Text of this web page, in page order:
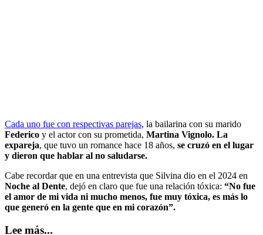
Cada uno fue con respectivas parejas, la bailarina con su marido
Federico y el actor con su prometida, Martina Vignolo. La
expareja, que tuvo un romance hace 18 años, se cruzó en el lugar
y dieron que hablar al no saludarse.
Cabe recordar que en una entrevista que Silvina dio en el 2024 en
Noche al Dente, dejó en claro que fue una relación tóxica: “No fue
el amor de mi vida ni mucho menos, fue muy tóxica, es más lo
que generó en la gente que en mi corazón”.
Lee más...